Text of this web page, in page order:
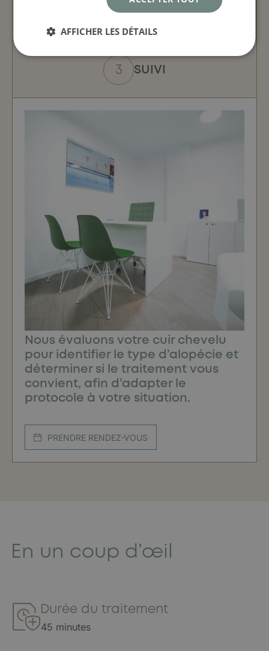
TRAITEMENT
SUIVI
Nous évaluons votre cuir chevelu
pour identifier le type d’alopécie et
déterminer si le traitement vous
convient, afin d’adapter le
protocole à votre situation.
PRENDRE RENDEZ-VOUS
En un coup d’œil
Durée du traitement
45 minutes
AFFICHER LES DÉTAILS